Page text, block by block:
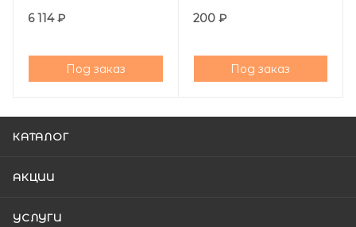
6 114₽
Под заказ
200₽
Под заказ
КАТАЛОГ
АКЦИИ
УСЛУГИ